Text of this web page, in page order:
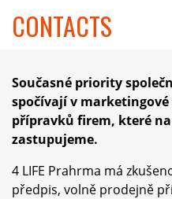
CONTACTS
Současné priority
spočívají v
přípravků firem, které
zastupujeme.
4 LIFE Prahrma má
předpis, volně prodejně